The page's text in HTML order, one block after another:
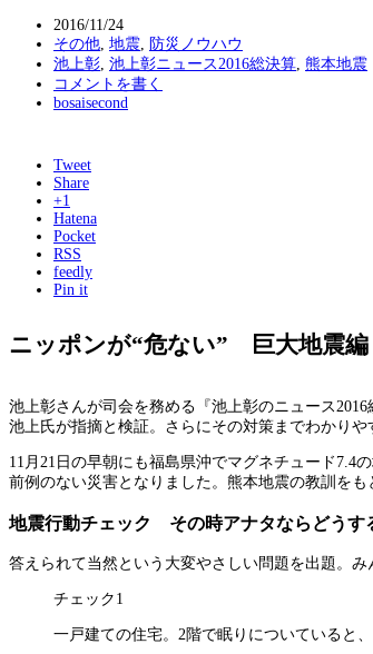
2016/11/24
その他 地震 防災ノウハウ
池上彰 池上彰ニュース2016総決算 熊本地震
コメントを書く
bosaisecond
Tweet
Share
+1
Hatena
Pocket
RSS
feedly
Pin it
ニッポンが“危ない” 巨大地震編
池上彰さんが司会を務める『池上彰のニュース
池上氏が指摘と検証。さらにその対策までわかりや
11月21日の早朝にも福島県沖でマグネチュード7.4
前例のない災害となりました。熊本地震の教訓を
地震行動チェック その時アナタならどうす
答えられて当然という大変やさしい問題を出題。み
チェック1
一戸建ての住宅。2階で眠りについていると